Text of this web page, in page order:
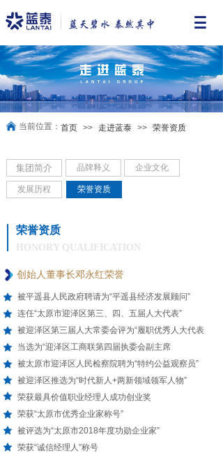
当前位置： 首页 >> 走进蓝泰 >> 荣誉资质
发展历程
企业文化
品牌释义
集团简介
荣誉资质
荣誉资质
HONORY QUALIFICATION
创始人董事长邓永红荣誉
被平遥县人民政府聘请为“平遥县经济发展顾问”
连任“太原市迎泽区第三、四、五届人大代表”
被迎泽区第三届人大常委会评为“履职优秀人大代表
当选为“迎泽区工商联第四届执委会副主席
被太原市迎泽区人民检察院聘为“特约公益观察员”
被迎泽区推选为“时代新人+两新领域领军人物”
荣获最具价值职业经理人成功创业奖
荣获“太原市优秀企业家称号”
被评选为“太原市2018年度功勋企业家”
荣获“诚信经理人”称号